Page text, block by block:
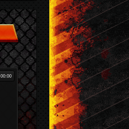
00:00